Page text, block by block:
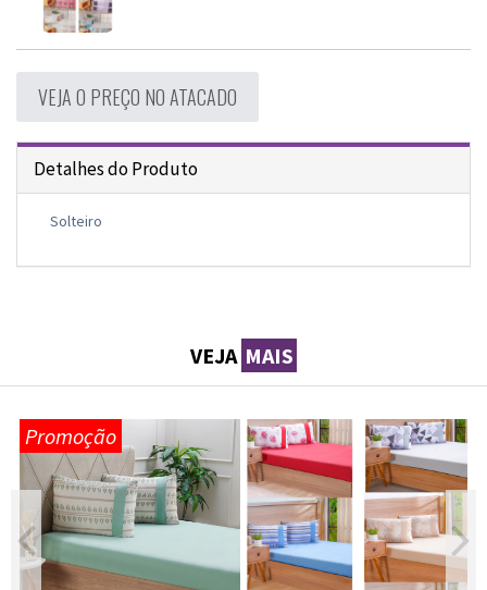
VEJA O PREÇO NO ATACADO
Detalhes do Produto
Solteiro
VEJA MAIS
Promoção